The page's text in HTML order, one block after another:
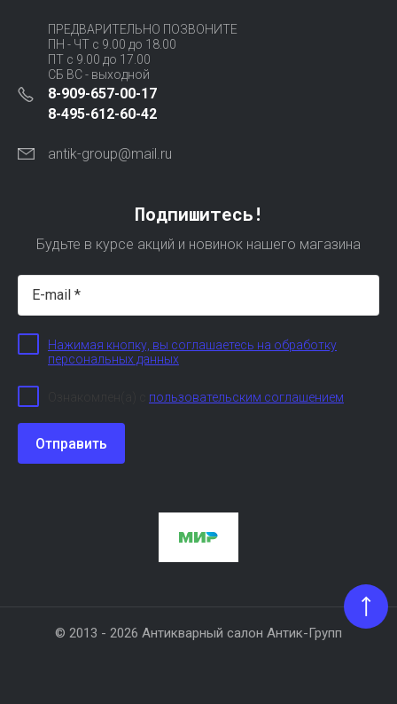
ПРЕДВАРИТЕЛЬНО ПОЗВОНИТЕ
ПН - ЧТ с 9.00 до 18.00
ПТ с 9.00 до 17.00
СБ ВС - выходной
8-909-657-00-17
8-495-612-60-42
antik-group@mail.ru
Подпишитесь!
Будьте в курсе акций и новинок нашего магазина
Нажимая кнопку, вы соглашаетесь на обработку
персональных данных
пользовательским соглашением
Отправить
© 2013 - 2026 Антикварный салон Антик-Групп